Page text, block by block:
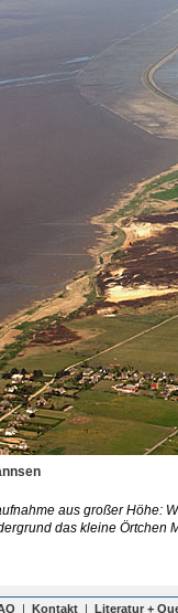
aus großer Höhe:
das kleine Örtchen
| Kontakt | Literatur +